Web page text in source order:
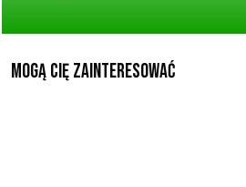
Mogą Cię zainteresować